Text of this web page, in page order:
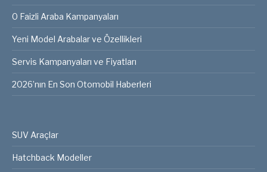
0 Faizli Araba Kampanyaları
Yeni Model Arabalar ve Özellikleri
Servis Kampanyaları ve Fiyatları
2026’nın En Son Otomobil Haberleri
SUV Araçlar
Hatchback Modeller